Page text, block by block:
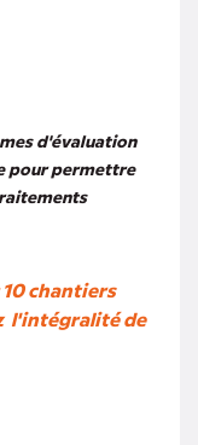
d'évaluation
pour permettre
chantiers
l'intégralité de